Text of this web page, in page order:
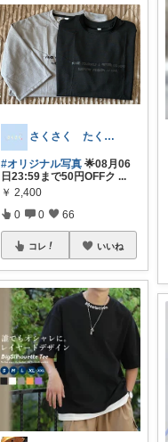
さくさく たくさんの訪問感謝です🙇
#オリジナル写真 🌟08月06
日23:59まで50円OFFク ...
￥ 2,400
0 0 66
コレ いいね